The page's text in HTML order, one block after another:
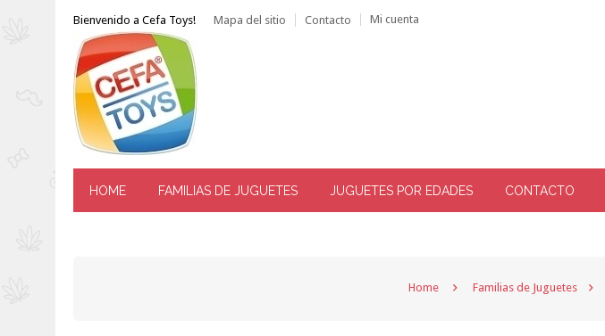
Bienvenido a Cefa Toys! Mapa del sitio Contacto Mi cuenta
HOME FAMILIAS DE JUGUETES JUGUETES POR EDADES CONTACTO
Home Familias de Juguetes